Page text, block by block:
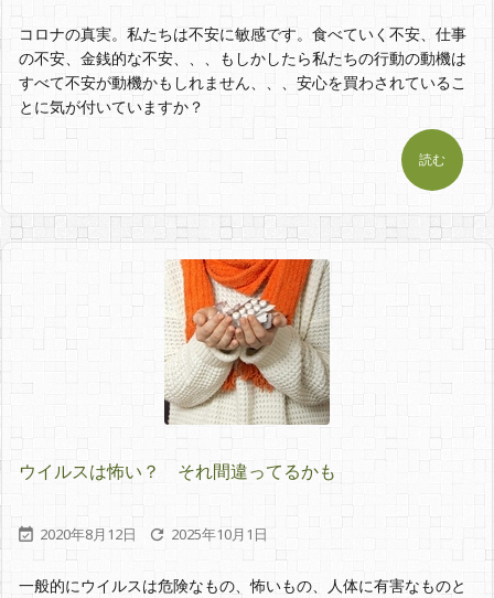
コロナの真実。私たちは不安に敏感です。食べていく不安、仕事
の不安、金銭的な不安、、、もしかしたら私たちの行動の動機は
すべて不安が動機かもしれません、、、安心を買わされているこ
とに気が付いていますか？
読む
ウイルスは怖い？ それ間違ってるかも
 2020年8月12日  2025年10月1日
一般的にウイルスは危険なもの、怖いもの、人体に有害なものと